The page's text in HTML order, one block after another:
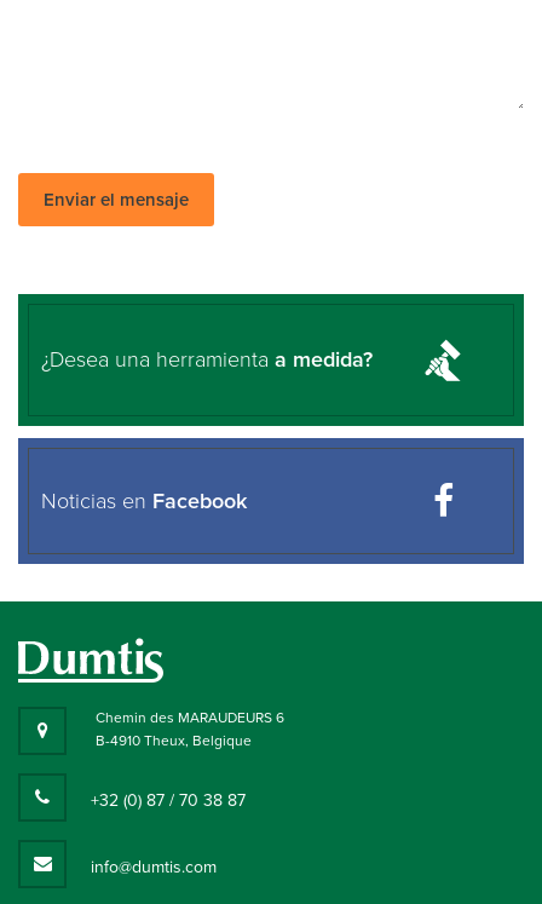
¿Desea una herramienta a medida?
Noticias en Facebook
Chemin des MARAUDEURS 6
B-4910 Theux, Belgique
+32 (0) 87 / 70 38 87
info@dumtis.com